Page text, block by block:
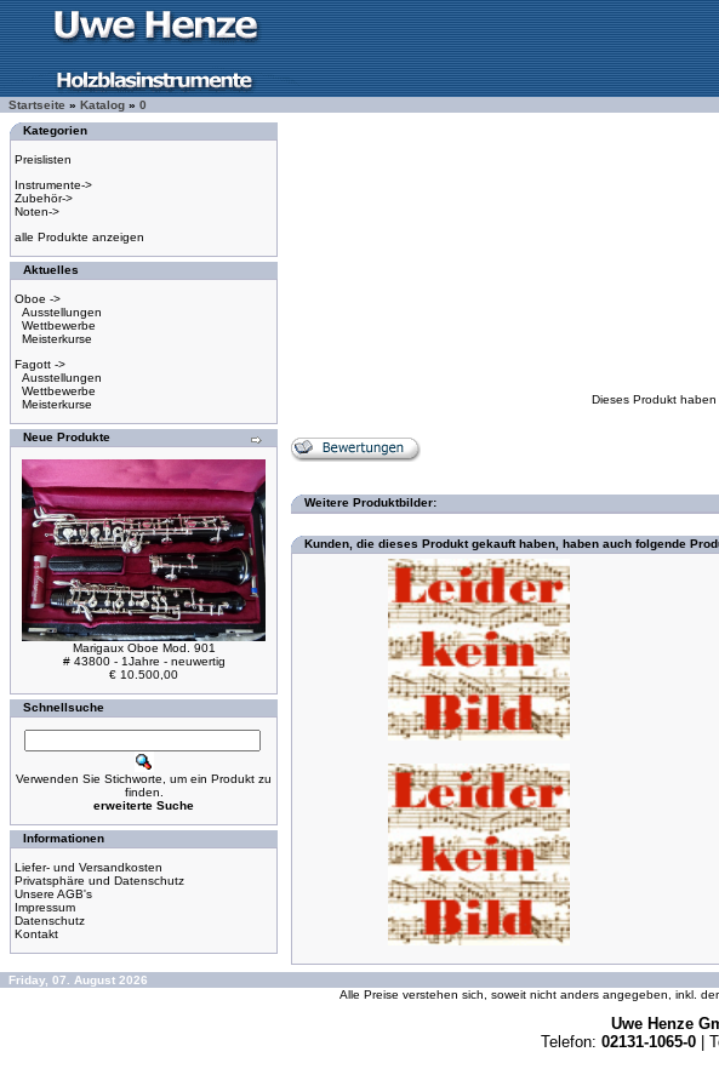
Startseite » Katalog » 0
Kategorien
Preislisten
Instrumente->
Zubehör->
Noten->
alle Produkte anzeigen
Aktuelles
Oboe ->
Ausstellungen
Wettbewerbe
Meisterkurse
Fagott ->
Ausstellungen
Wettbewerbe
Meisterkurse
Neue Produkte
Marigaux Oboe Mod. 901
# 43800 - 1Jahre - neuwertig
€ 10.500,00
Schnellsuche
Verwenden Sie Stichworte, um ein Produkt zu
finden.
erweiterte Suche
Informationen
Liefer- und Versandkosten
Privatsphäre und Datenschutz
Unsere AGB's
Impressum
Datenschutz
Kontakt
Dieses Produkt
Weitere Produktbilder:
Kunden, die dieses Produkt gekauft haben, haben auch folgende
Friday, 07. August 2026
Alle Preise verstehen sich, soweit nicht anders angegeben, inkl.
Uwe Henze
Telefon: 02131-1065-0 |